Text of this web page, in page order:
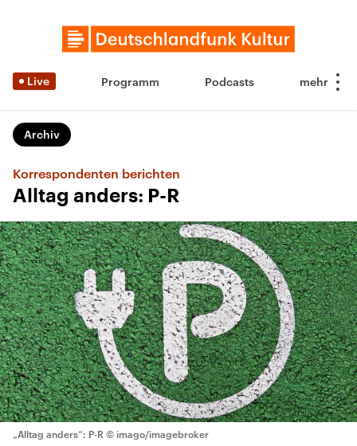
Live Programm Podcasts
Archiv
Korrespondenten berichten
Alltag anders: P-R
„Alltag anders“: P-R © imago/imagebroker